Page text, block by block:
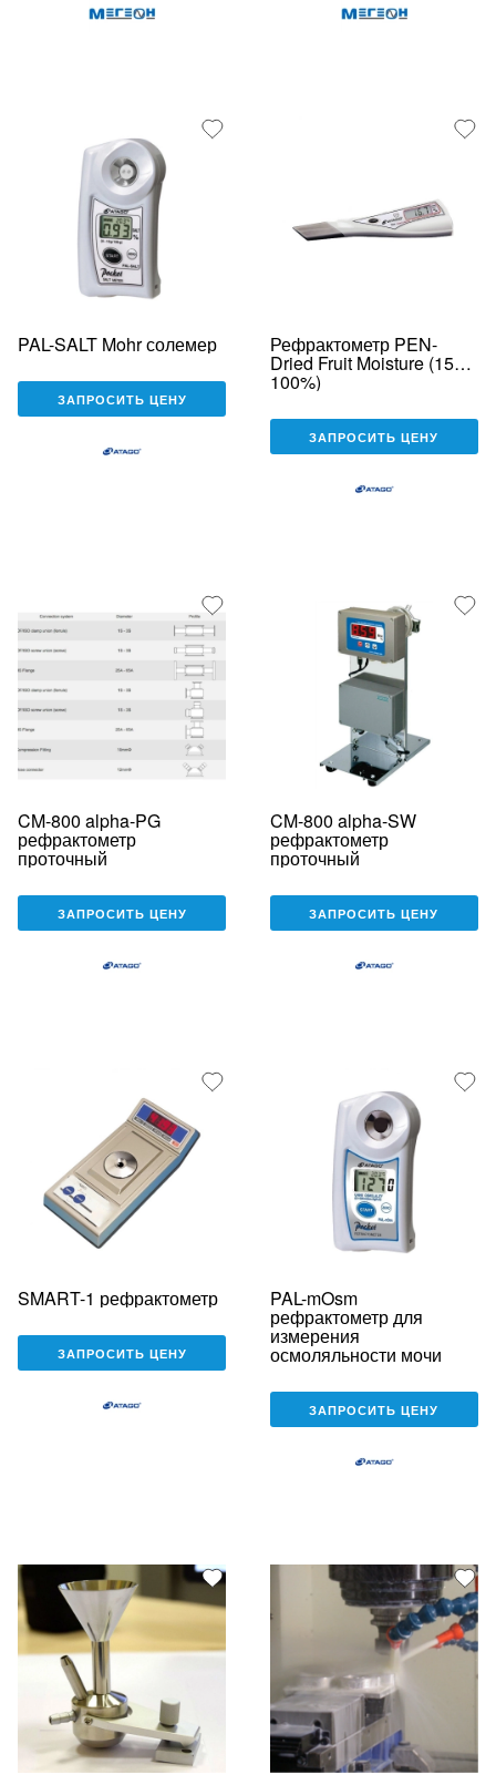
PAL-SALT Mohr солемер
ЗАПРОСИТЬ ЦЕНУ
Рефрактометр PEN-
Dried Fruit Moisture (15…
100%)
ЗАПРОСИТЬ ЦЕНУ
CM-800 alpha-PG
рефрактометр
проточный
ЗАПРОСИТЬ ЦЕНУ
CM-800 alpha-SW
рефрактометр
проточный
ЗАПРОСИТЬ ЦЕНУ
SMART-1 рефрактометр
ЗАПРОСИТЬ ЦЕНУ
PAL-mOsm
рефрактометр для
измерения
осмоляльности мочи
ЗАПРОСИТЬ ЦЕНУ